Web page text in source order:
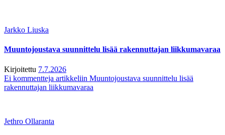
Jarkko Liuska
Muuntojoustava suunnittelu lisää rakennuttajan liikkumavaraa
Kirjoitettu 7.7.2026
Ei kommentteja artikkeliin Muuntojoustava suunnittelu lisää
rakennuttajan liikkumavaraa
Jethro Ollaranta